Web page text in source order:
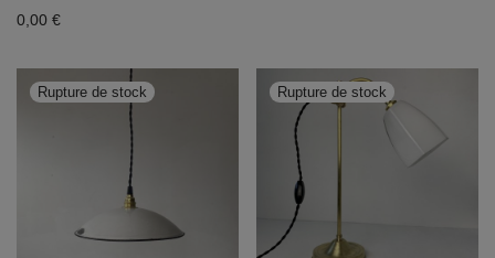
0,00 €